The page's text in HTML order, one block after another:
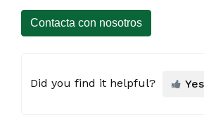
Contacta con nosotros
Did you find it helpful? Yes